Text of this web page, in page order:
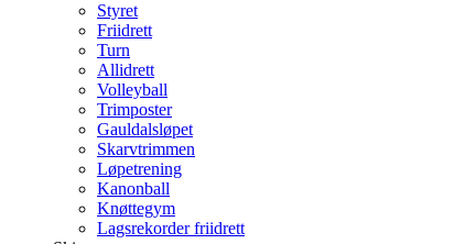
Styret
Friidrett
Turn
Allidrett
Volleyball
Trimposter
Gauldalsløpet
Skarvtrimmen
Løpetrening
Kanonball
Knøttegym
Lagsrekorder friidrett